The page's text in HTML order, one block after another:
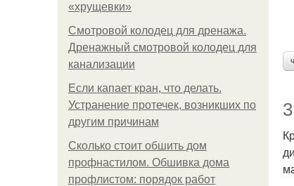
«хрущевки»
Смотровой колодец для дренажа.
Дренажный смотровой колодец для
канализации
Если капает кран, что делать.
Устранение протечек, возникших по
другим причинам
Сколько стоит обшить дом
профнастилом. Обшивка дома
профлистом: порядок работ